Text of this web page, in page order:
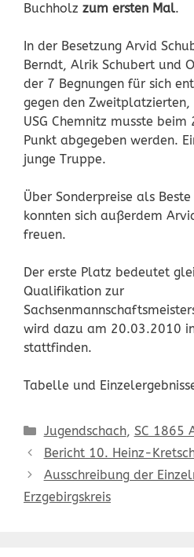
Buchholz zum ersten Mal.
In der Besetzung Arvid
Berndt, Alrik Schubert und
der 7 Begnungen für sich
gegen den
USG Chemnitz musste beim
Punkt abgegeben werden.
junge Truppe.
Über Sonderpreise als
konnten sich außerdem
freuen.
Der erste Platz bedeutet
Qualifikation zur
wird dazu am 20.03.2010
stattfinden.
Tabelle und
Kategorien
Jugendschach, SC 1865
Bericht 10. Heinz-
Ausschreibung der
Erzgebirgskreis